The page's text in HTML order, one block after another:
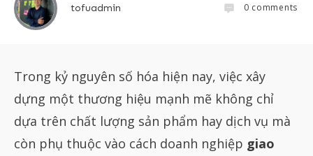
tofuadmin 0 comments
Trong kỷ nguyên số hóa hiện nay, việc xây
dựng một thương hiệu mạnh mẽ không chỉ
dựa trên chất lượng sản phẩm hay dịch vụ mà
còn phụ thuộc vào cách doanh nghiệp giao